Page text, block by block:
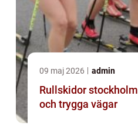
09 maj 2026 admin
Rullskidor stockholm träning, teknik
och trygga vägar